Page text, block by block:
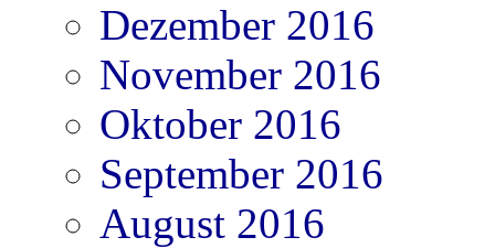
Dezember 2016
November 2016
Oktober 2016
September 2016
August 2016